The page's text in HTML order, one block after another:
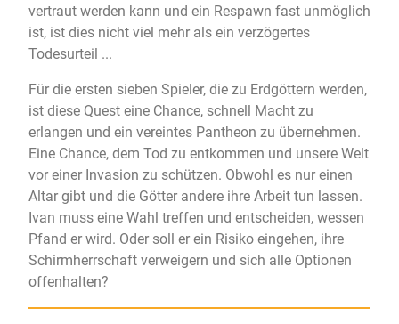
vertraut werden kann und ein Respawn fast unmöglich
ist, ist dies nicht viel mehr als ein verzögertes
Todesurteil ...
Für die ersten sieben Spieler, die zu Erdgöttern werden,
ist diese Quest eine Chance, schnell Macht zu
erlangen und ein vereintes Pantheon zu übernehmen.
Eine Chance, dem Tod zu entkommen und unsere Welt
vor einer Invasion zu schützen. Obwohl es nur einen
Altar gibt und die Götter andere ihre Arbeit tun lassen.
Ivan muss eine Wahl treffen und entscheiden, wessen
Pfand er wird. Oder soll er ein Risiko eingehen, ihre
Schirmherrschaft verweigern und sich alle Optionen
offenhalten?